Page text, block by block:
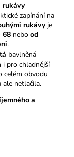
rukávy
zapínání na
rukávy je
68 nebo od
.
bavlněná
i pro chladnější
celém obvodu
ale netlačila.
a